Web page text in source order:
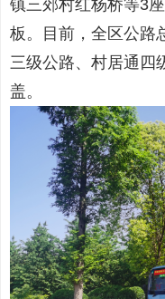
镇三郊村红杨桥等3
板。目前，全区公路
三级公路、村居通四
盖。